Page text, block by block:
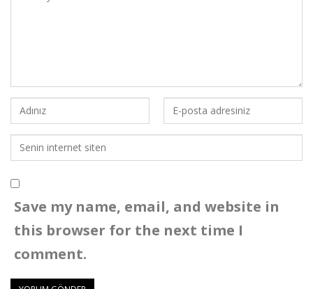
Save my name, email, and website in
this browser for the next time I
comment.